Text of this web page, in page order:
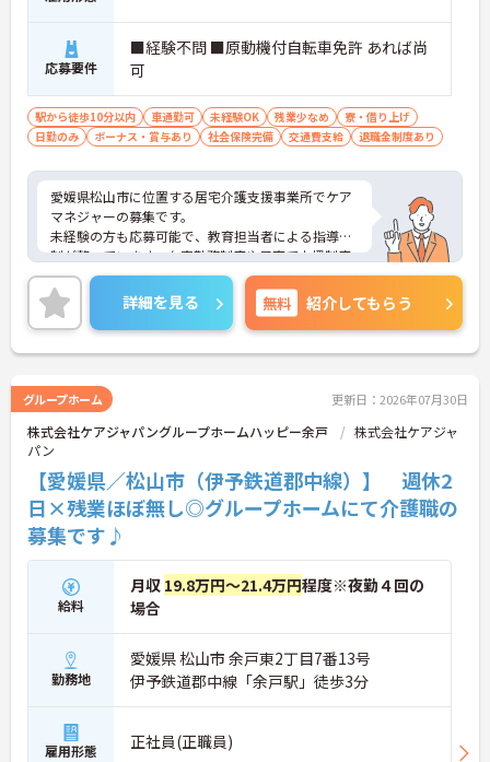
■ 仕事と私生活を両立しやすい
休暇を確保しながら働ける環境です
・年間休日110日
・夏季休暇4日あり
→ オンオフのメリハリをつけながら長く働きやすい
環境です♪
応募要件
■経験不問 ■原動機付自転車免許 あれば尚
可
駅から徒歩10分以内 車通勤可 未経験OK 残業少なめ
寮・借り上げ
日勤のみ
ボーナス・賞与あり 社会保険完備 交通費支給 退職金制度あり
愛媛県松山市に位置する居宅介護支援事業所でケア
マネジャーの募集です。
未経験の方も応募可能で、教育担当者による指導体
制が整っています。在宅勤務制度や子育て支援制度
があり、ライフスタイルに合わせた働き方を目指せ
ます。年間休日126日とお休みも充実しており、長
く働きやすい環境です。
ご興味のある方には、面接対策ポイントなどさらに
詳細をお話いたしますので、お気軽にご相談くださ
■ 働きやすさを大切にできる職場
仕事とプライベートの両立を目指せる環境です
・年間休日126日
・土日祝休みが基本
・休日の希望相談可能
→ メリハリをつけて働きやすい環境です♪
■ 未経験から専門職を目指せる環境
安心して業務を覚えられる環境です
・未経験応募可能
・教育担当者による指導あり
・教育システム充実
→ ケアマネジャーとして成長を目指せます♪
詳細を見る 無料 紹介してもらう
グループホーム 更新日：2026年07月30日
株式会社ケアジャパングループホームハッピー余戸
株式会社ケアジャ
パン
【愛媛県／松山市（伊予鉄道郡中線）】 週休2
日×残業ほぼ無し◎グループホームにて介護職の
募集です♪
給料
月収 19.8万円～21.4万円程度※夜勤４回の
場合
勤務地
愛媛県 松山市 余戸東2丁目7番13号
伊予鉄道郡中線「余戸駅」徒歩3分
雇用形態 正社員(正職員)